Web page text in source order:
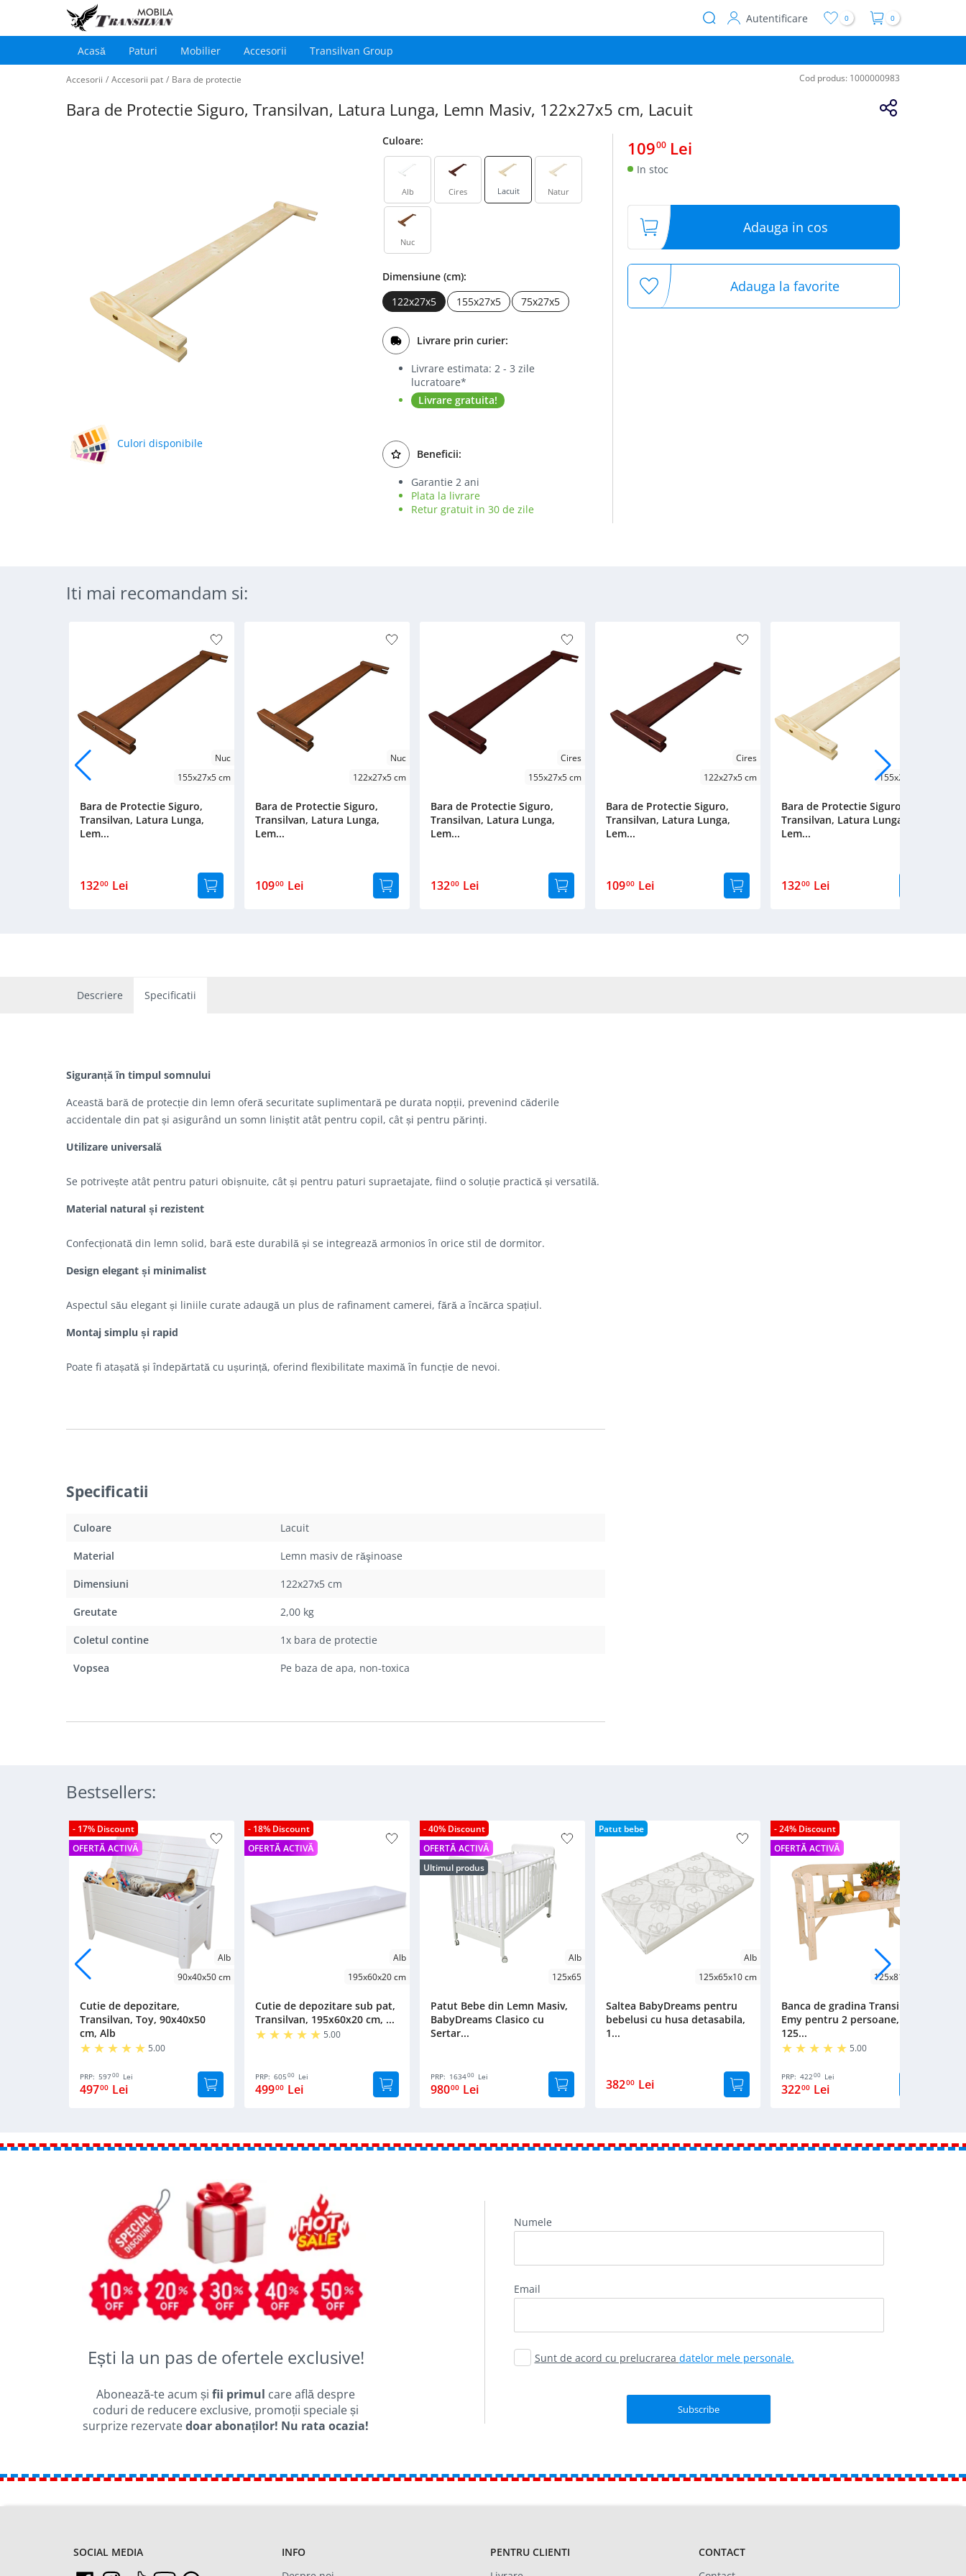
User
Autentificare 0 0
Main
navigation
Acasă Paturi Mobilier Accesorii Transilvan Group
Accesorii / Accesorii pat / Bara de protectie Cod produs: 1000000983
Bara de Protectie Siguro, Transilvan, Latura Lunga, Lemn Masiv, 122x27x5 cm, Lacuit
Culori disponibile
Culoare:
Alb Cires Lacuit Natur
Nuc
Dimensiune (cm):
122x27x5
155x27x5 75x27x5
Livrare prin curier:
Livrare estimata: 2 - 3 zile
lucratoare*
Livrare gratuita!
Beneficii:
Garantie 2 ani
Plata la livrare
Retur gratuit in 30 de zile
10900 Lei
In stoc
Adauga in cos
Adauga la favorite
Iti mai recomandam si:
Nuc
155x27x5 cm
Bara de Protectie Siguro,
Transilvan, Latura Lunga,
Lem...
13200 Lei
Nuc
122x27x5 cm
Bara de Protectie Siguro,
Transilvan, Latura Lunga,
Lem...
10900 Lei
Cires
155x27x5 cm
Bara de Protectie Siguro,
Transilvan, Latura Lunga,
Lem...
13200 Lei
Cires
122x27x5 cm
Bara de Protectie Siguro,
Transilvan, Latura Lunga,
Lem...
10900 Lei
155x27x5 cm
Bara de Protectie Siguro,
Transilvan, Latura Lunga,
Lem...
13200 Lei
Descriere Specificatii
Siguranță în timpul somnului
Această bară de protecție din lemn oferă securitate suplimentară pe durata nopții, prevenind căderile
accidentale din pat și asigurând un somn liniștit atât pentru copil, cât și pentru părinți.
Utilizare universală
Se potrivește atât pentru paturi obișnuite, cât și pentru paturi supraetajate, fiind o soluție practică și versatilă.
Material natural și rezistent
Confecționată din lemn solid, bară este durabilă și se integrează armonios în orice stil de dormitor.
Design elegant și minimalist
Aspectul său elegant și liniile curate adaugă un plus de rafinament camerei, fără a încărca spațiul.
Montaj simplu și rapid
Poate fi atașată și îndepărtată cu ușurință, oferind flexibilitate maximă în funcție de nevoi.
Specificatii
Culoare Lacuit
Material Lemn masiv de răşinoase
Dimensiuni 122x27x5 cm
Greutate 2,00 kg
Coletul contine 1x bara de protectie
Vopsea Pe baza de apa, non-toxica
Bestsellers:
- 17% Discount
OFERTĂ ACTIVĂ
Alb
90x40x50 cm
Cutie de depozitare,
Transilvan, Toy, 90x40x50
cm, Alb
5.00
PRP: 59700 Lei
49700 Lei
- 18% Discount
OFERTĂ ACTIVĂ
Alb
195x60x20 cm
Cutie de depozitare sub pat,
Transilvan, 195x60x20 cm, ...
5.00
PRP: 60500 Lei
49900 Lei
- 40% Discount
OFERTĂ ACTIVĂ
Ultimul produs
Alb
125x65
Patut Bebe din Lemn Masiv,
BabyDreams Clasico cu
Sertar...
PRP: 163400 Lei
98000 Lei
Patut bebe
Alb
125x65x10 cm
Saltea BabyDreams pentru
bebelusi cu husa detasabila,
1...
38200 Lei
- 24% Discount
OFERTĂ ACTIVĂ
125x81x45 cm
Banca de gradina Transilvan,
Emy pentru 2 persoane,
125...
5.00
PRP: 42200 Lei
32200 Lei
Ești la un pas de ofertele exclusive!
Abonează-te acum și fii primul care află despre
coduri de reducere exclusive, promoții speciale și
surprize rezervatedoar abonaților! Nu rata ocazia!
Numele
email
Sunt de acord cu prelucrarea datelor mele personale.
SOCIAL MEDIA
INFO
PENTRU CLIENTI
CONTACT